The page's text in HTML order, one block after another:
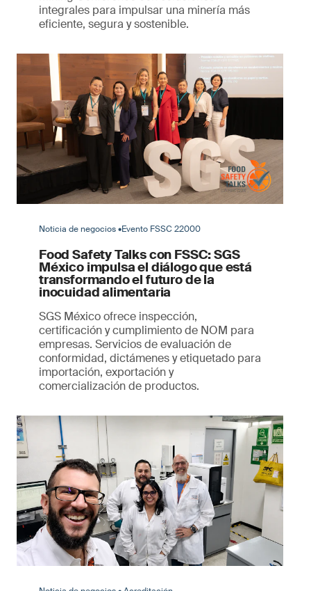
integrales para impulsar una minería más
eficiente, segura y sostenible.
Noticia de negocios •Evento FSSC 22000
Food Safety Talks con FSSC: SGS
México impulsa el diálogo que está
transformando el futuro de la
inocuidad alimentaria
SGS México ofrece inspección,
certificación y cumplimiento de NOM para
empresas. Servicios de evaluación de
conformidad, dictámenes y etiquetado para
importación, exportación y
comercialización de productos.